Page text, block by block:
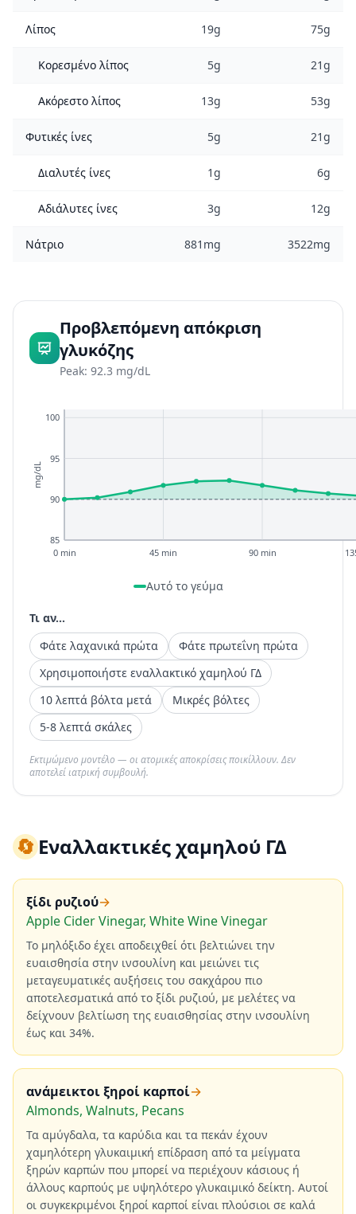
Λίπος 19g 75g
Κορεσμένο λίπος 5g 21g
Ακόρεστο λίπος 13g 53g
Φυτικές ίνες 5g 21g
Διαλυτές ίνες 1g 6g
Αδιάλυτες ίνες 3g 12g
Νάτριο 881mg 3522mg
Προβλεπόμενη απόκριση
γλυκόζης
Peak: 92.3 mg/dL
85
90
95
100
0 min 45 min 90 min
mg/dL
Αυτό το γεύμα
Τι αν...
Φάτε λαχανικά πρώτα
Φάτε πρωτεΐνη πρώτα
Χρησιμοποιήστε εναλλακτικό χαμηλού ΓΔ
10 λεπτά βόλτα μετά
Μικρές βόλτες
5-8 λεπτά σκάλες
Εκτιμώμενο μοντέλο — οι ατομικές αποκρίσεις ποικίλλουν. Δεν
αποτελεί ιατρική συμβουλή.
🔄Εναλλακτικές χαμηλού ΓΔ
ξίδι ρυζιού→
Apple Cider Vinegar, White Wine Vinegar
Το μηλόξιδο έχει αποδειχθεί ότι βελτιώνει την
ευαισθησία στην ινσουλίνη και μειώνει τις
μεταγευματικές αυξήσεις του σακχάρου πιο
αποτελεσματικά από το ξίδι ρυζιού, με μελέτες να
δείχνουν βελτίωση της ευαισθησίας στην ινσουλίνη
έως και 34%.
ανάμεικτοι ξηροί καρποί→
Almonds, Walnuts, Pecans
Τα αμύγδαλα, τα καρύδια και τα πεκάν έχουν
χαμηλότερη γλυκαιμική επίδραση από τα μείγματα
ξηρών καρπών που μπορεί να περιέχουν κάσιους ή
άλλους καρπούς με υψηλότερο γλυκαιμικό δείκτη. Αυτοί
οι συγκεκριμένοι ξηροί καρποί είναι πλούσιοι σε καλά